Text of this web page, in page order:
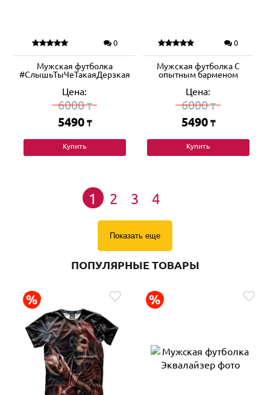
0
Мужская футболка
#СлышьТыЧеТакаяДерзкая
Цена:
6000₸
5490 ₸
Купить
0
Мужская футболка С
опытным барменом
Цена:
6000₸
5490 ₸
Купить
1 2 3 4
Показать еще
ПОПУЛЯРНЫЕ ТОВАРЫ